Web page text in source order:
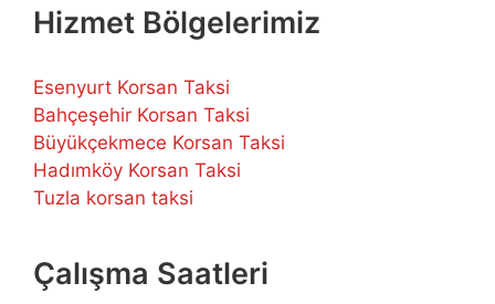
Hizmet Bölgelerimiz
Esenyurt Korsan Taksi
Bahçeşehir Korsan Taksi
Büyükçekmece Korsan Taksi
Hadımköy Korsan Taksi
Tuzla korsan taksi
Çalışma Saatleri